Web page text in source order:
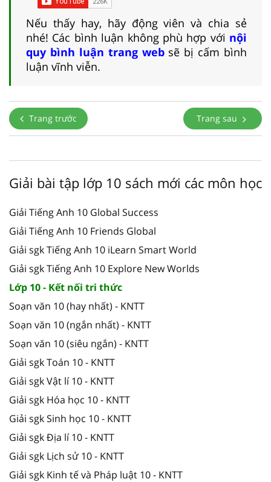
Nếu thấy hay, hãy động viên và chia sẻ
nhé! Các bình luận không phù hợp với nội
quy bình luận trang websẽ bị cấm bình
luận vĩnh viễn.
Trang trước Trang sau
Giải bài tập lớp 10 sách mới các môn học
Giải Tiếng Anh 10 Global Success
Giải Tiếng Anh 10 Friends Global
Giải sgk Tiếng Anh 10 iLearn Smart World
Giải sgk Tiếng Anh 10 Explore New Worlds
Lớp 10 - Kết nối tri thức
Soạn văn 10 (hay nhất) - KNTT
Soạn văn 10 (ngắn nhất) - KNTT
Soạn văn 10 (siêu ngắn) - KNTT
Giải sgk Toán 10 - KNTT
Giải sgk Vật lí 10 - KNTT
Giải sgk Hóa học 10 - KNTT
Giải sgk Sinh học 10 - KNTT
Giải sgk Địa lí 10 - KNTT
Giải sgk Lịch sử 10 - KNTT
Giải sgk Kinh tế và Pháp luật 10 - KNTT